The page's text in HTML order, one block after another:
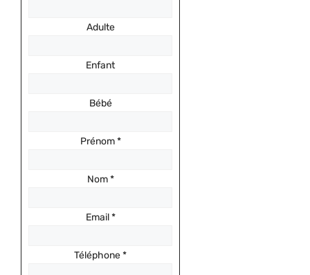
Adulte
Enfant
Bébé
Prénom*
Nom*
Email*
Téléphone*